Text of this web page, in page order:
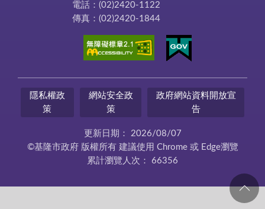
電話：(02)2420-1122
傳真：(02)2420-1844
隱私權政
策
網站安全政
策
政府網站資料開放宣
告
更新日期： 2026/08/07
©基隆市政府 版權所有 建議使用 Chrome 或 Edge瀏覽
累計瀏覽人次： 66356